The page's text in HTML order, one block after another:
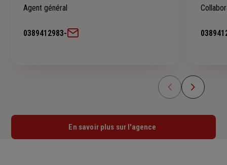
Agent général
0389412983-
En savoir plus sur l'agence